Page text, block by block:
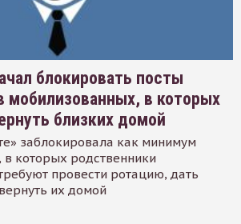
блокировать посты
мобилизованных, в которых
близких домой
заблокировала как минимум
в которых родственники
провести ротацию, дать
их домой